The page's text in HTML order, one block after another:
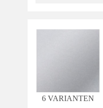
6 VARIANTEN